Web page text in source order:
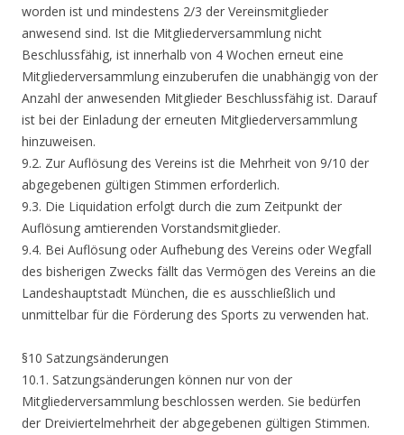
worden ist und mindestens 2/3 der Vereinsmitglieder
anwesend sind. Ist die Mitgliederversammlung nicht
Beschlussfähig, ist innerhalb von 4 Wochen erneut eine
Mitgliederversammlung einzuberufen die unabhängig von der
Anzahl der anwesenden Mitglieder Beschlussfähig ist. Darauf
ist bei der Einladung der erneuten Mitgliederversammlung
hinzuweisen.
9.2. Zur Auflösung des Vereins ist die Mehrheit von 9/10 der
abgegebenen gültigen Stimmen erforderlich.
9.3. Die Liquidation erfolgt durch die zum Zeitpunkt der
Auflösung amtierenden Vorstandsmitglieder.
9.4. Bei Auflösung oder Aufhebung des Vereins oder Wegfall
des bisherigen Zwecks fällt das Vermögen des Vereins an die
Landeshauptstadt München, die es ausschließlich und
unmittelbar für die Förderung des Sports zu verwenden hat.
§10 Satzungsänderungen
10.1. Satzungsänderungen können nur von der
Mitgliederversammlung beschlossen werden. Sie bedürfen
der Dreiviertelmehrheit der abgegebenen gültigen Stimmen.